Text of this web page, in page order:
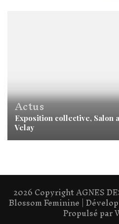
Actus
Exposition collective, Salon
Velay
2026 CopyrightAGNES
Blossom Feminine |
Propulsé par